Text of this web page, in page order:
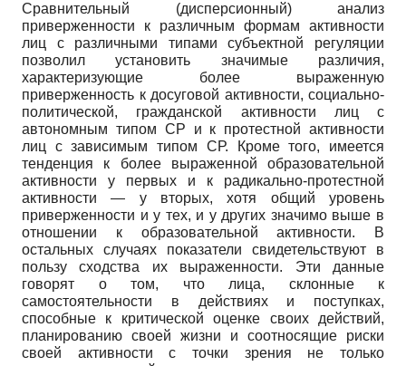
Сравнительный (дисперсионный) анализ
приверженности к различным формам активности
лиц с различными типами субъектной регуляции
позволил установить значимые различия,
характеризующие более выраженную
приверженность к досуговой активности, социально-
политической, гражданской активности лиц с
автономным типом СР и к протестной активности
лиц с зависимым типом СР. Кроме того, имеется
тенденция к более выраженной образовательной
активности у первых и к радикально-протестной
активности — у вторых, хотя общий уровень
приверженности и у тех, и у других значимо выше в
отношении к образовательной активности. В
остальных случаях показатели свидетельствуют в
пользу сходства их выраженности. Эти данные
говорят о том, что лица, склонные к
самостоятельности в действиях и поступках,
способные к критической оценке своих действий,
планированию своей жизни и соотносящие риски
своей активности с точки зрения не только